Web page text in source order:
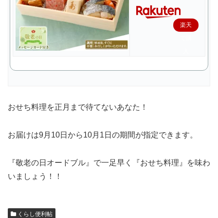
楽天
おせち料理を正月まで待てないあなた！
お届けは9月10日から10月1日の期間が指定できます。
『敬老の日オードブル』で一足早く『おせち料理』を味わ
いましょう！！
くらし便利帖